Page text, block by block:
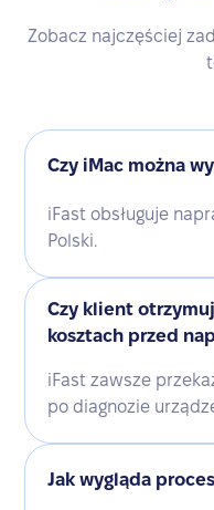
Zobacz najczęściej
Czy iMac można
iFast obsługuje
Polski.
Czy klient
kosztach przed
iFast zawsze
po diagnozie
Jak wygląda